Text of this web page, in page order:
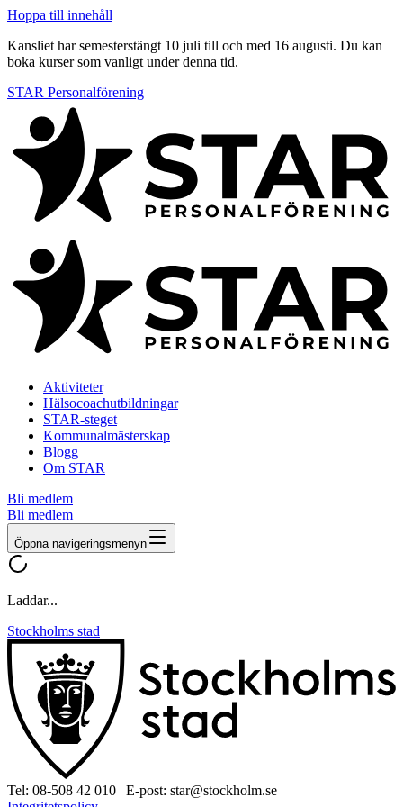
Hoppa till innehåll
Kansliet har semesterstängt 10 juli till och med 16 augusti. Du kan
boka kurser som vanligt under denna tid.
STAR Personalförening
Aktiviteter
Hälsocoachutbildningar
STAR-steget
Kommunalmästerskap
Blogg
Om STAR
Bli medlem
Bli medlem
Öppna navigeringsmenyn
Laddar...
Stockholms stad
Tel: 08-508 42 010 | E-post: star@stockholm.se